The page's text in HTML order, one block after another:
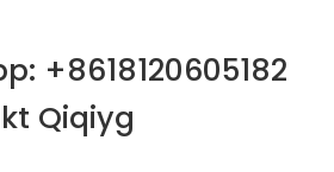
+8618120605182
Qiqiyg